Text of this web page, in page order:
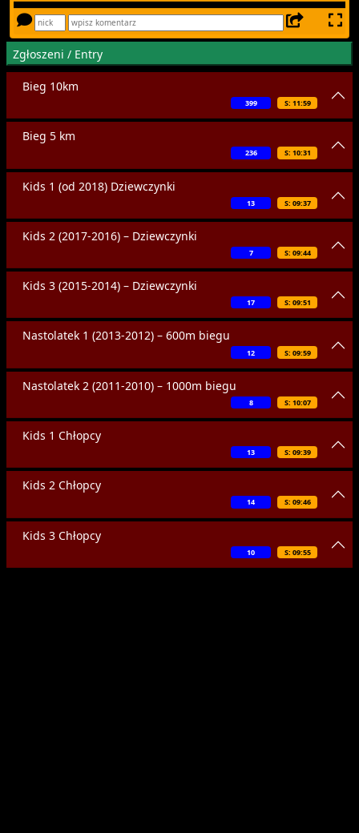
Zgłoszeni / Entry
Bieg 10km
S: 11:59
399
Bieg 5 km
S: 10:31
236
Kids 1 (od 2018) Dziewczynki
S: 09:37
13
Kids 2 (2017-2016) – Dziewczynki
S: 09:44
7
Kids 3 (2015-2014) – Dziewczynki
S: 09:51
17
Nastolatek 1 (2013-2012) – 600m biegu
S: 09:59
12
Nastolatek 2 (2011-2010) – 1000m biegu
S: 10:07
8
Kids 1 Chłopcy
S: 09:39
13
Kids 2 Chłopcy
S: 09:46
14
Kids 3 Chłopcy
S: 09:55
10